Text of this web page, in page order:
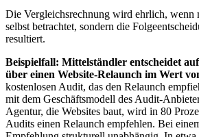
Die Vergleichsrechnung wird ehrlich, wenn
selbst betrachtet, sondern die
resultiert.
Beispielfall: Mittelständler entscheidet
über einen Website-Relaunch im Wert
kostenlosen Audit, das den Relaunch
mit dem Geschäftsmodell des Audit-
Agentur, die Websites baut, wird in 80
Audits einen Relaunch empfehlen. Bei